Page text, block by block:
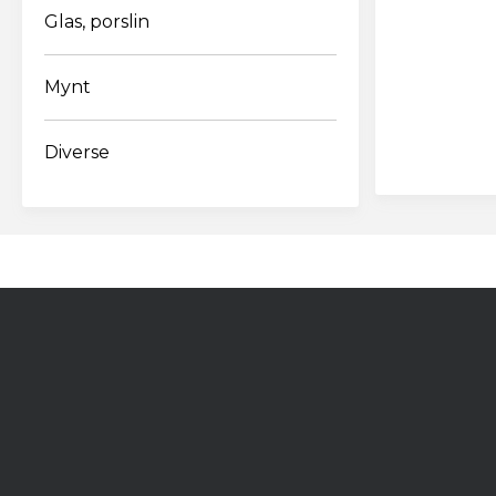
Lösenordet
Jag
Glas, porslin
Mynt
Diverse